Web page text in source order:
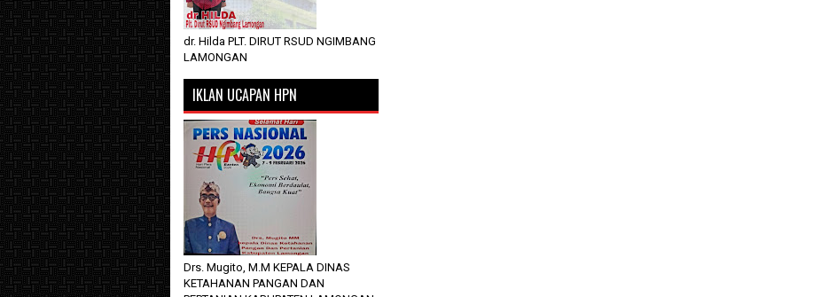
dr. Hilda PLT. DIRUT RSUD NGIMBANG
LAMONGAN
IKLAN UCAPAN HPN
Drs. Mugito, M.M KEPALA DINAS
KETAHANAN PANGAN DAN